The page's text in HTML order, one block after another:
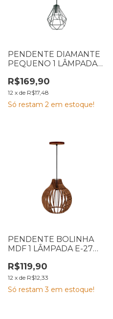
PENDENTE DIAMANTE
PEQUENO 1 LÂMPADA
R$169,90
12 x de R$17,48
Só restam 2 em estoque!
PENDENTE BOLINHA
MDF 1 LÂMPADA E-27
R$119,90
12 x de R$12,33
Só restam3 em estoque!